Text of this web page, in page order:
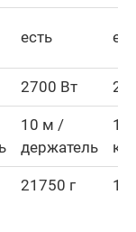
есть
2700 Вт
10 м /
держатель
12
21750 г